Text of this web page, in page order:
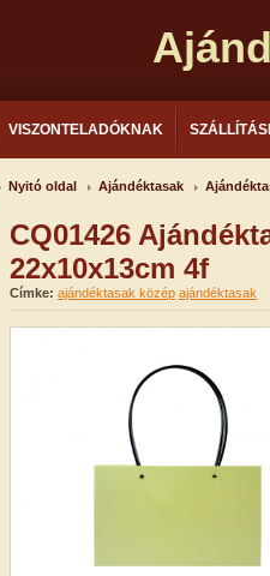
VISZONTELADÓKNAK
Nyitó oldal Ajándéktasak
CQ01426
22x10x13cm 4f
Címke: ajándéktasak közép ajándéktasak